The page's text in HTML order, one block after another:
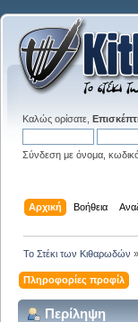
Καλώς ορίσατε,
Σύνδεση με όνομα,
Αρχική Βοήθεια
Το Στέκι των Κιθαρωδών »
Πληροφορίες προφίλ
Περίληψη